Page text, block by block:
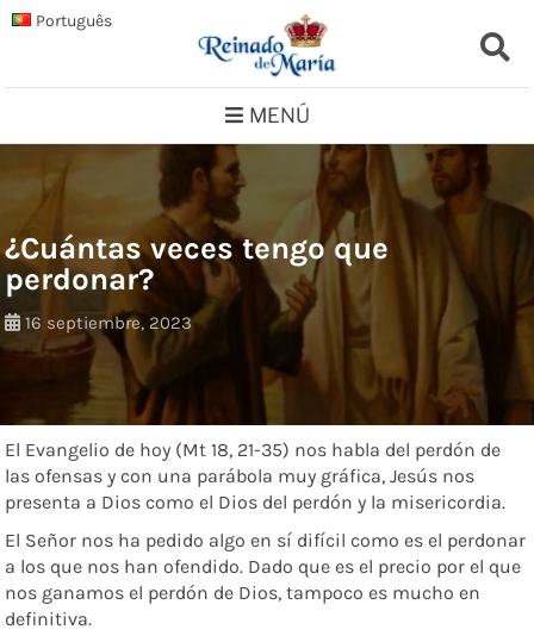
SaltarPortuguês
MENÚ
¿Cuántas veces tengo que
perdonar?
16 septiembre, 2023
El Evangelio de hoy (Mt 18, 21-35) nos habla del perdón de
las ofensas y con una parábola muy gráfica, Jesús nos
presenta a Dios como el Dios del perdón y la misericordia.
El Señor nos ha pedido algo en sí difícil como es el perdonar
a los que nos han ofendido. Dado que es el precio por el que
nos ganamos el perdón de Dios, tampoco es mucho en
definitiva.